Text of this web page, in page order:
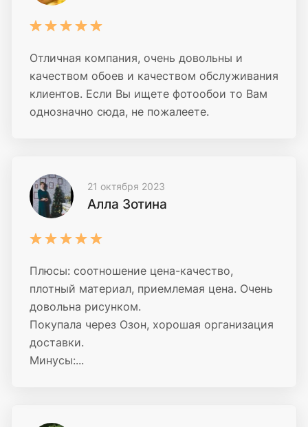
Отличная компания, очень довольны и
качеством обоев и качеством обслуживания
клиентов. Если Вы ищете фотообои то Вам
однозначно сюда, не пожалеете.
21 октября 2023
Алла Зотина
Плюсы: соотношение цена-качество,
плотный материал, приемлемая цена. Очень
довольна рисунком.
Покупала через Озон, хорошая организация
доставки.
Минусы:...